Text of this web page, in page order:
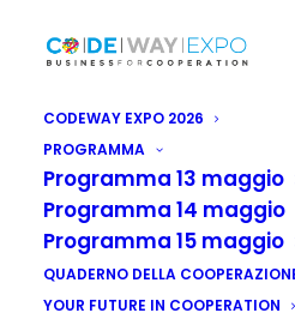
CODEWAY EXPO 2026
PROGRAMMA
Programma 13 maggio
Programma 14 maggio
Programma 15 maggio
QUADERNO DELLA
YOUR FUTURE IN COOPERATION